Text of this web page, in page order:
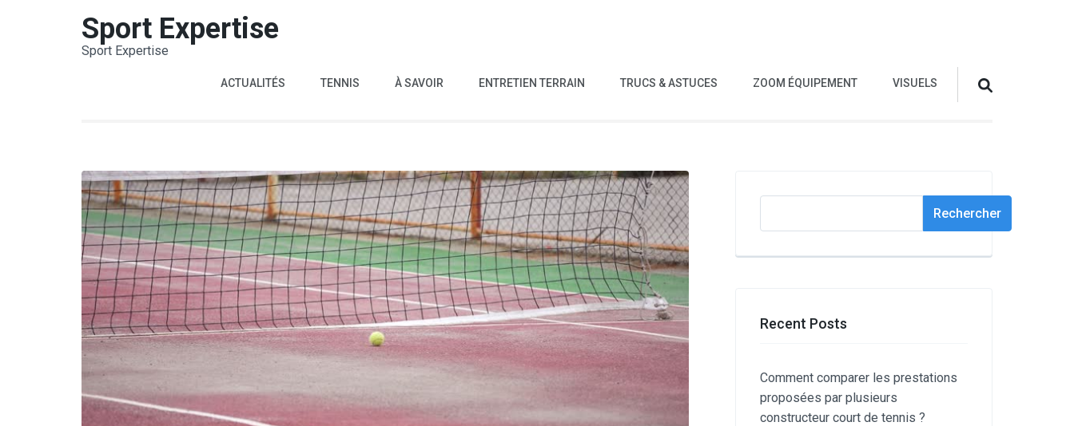
Sport Expertise
Sport Expertise
ACTUALITÉS TENNIS À SAVOIR ENTRETIEN TERRAIN TRUCS & ASTUCES ZOOM ÉQUIPEMENT VISUELS
Rechercher
Recent Posts
Comment comparer les prestations
proposées par plusieurs
constructeur court de tennis ?